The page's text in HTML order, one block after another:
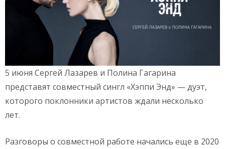
5 июня Сергей Лазарев и Полина Гагарина
представят совместный сингл «Хэппи Энд» — дуэт,
которого поклонники артистов ждали несколько
лет.
Разговоры о совместной работе начались еще в 2020